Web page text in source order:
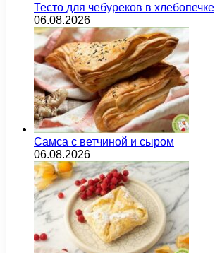
Тесто для чебуреков в хлебопечке
06.08.2026
Самса с ветчиной и сыром
06.08.2026